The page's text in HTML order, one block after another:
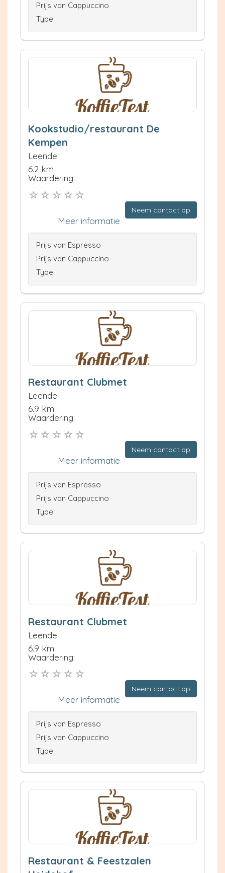
Prijs van Cappuccino
Type
Kookstudio/restaurant De
Kempen
Leende
6.2 km
Waardering:
Neem contact op
Meer informatie
Prijs van Espresso
Prijs van Cappuccino
Type
Restaurant Clubmet
Leende
6.9 km
Waardering:
Neem contact op
Meer informatie
Prijs van Espresso
Prijs van Cappuccino
Type
Restaurant Clubmet
Leende
6.9 km
Waardering:
Neem contact op
Meer informatie
Prijs van Espresso
Prijs van Cappuccino
Type
Restaurant & Feestzalen